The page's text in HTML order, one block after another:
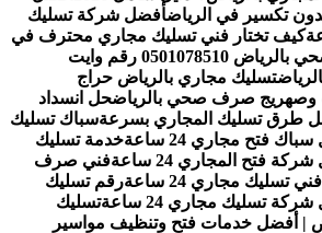
تكسير في الرياضأفضل شركة تسليك
كيف تختار فني تسليك مجاري محترف في
وايت صرف صحي بالرياض 0501078510 رقم وايت
تسليك مجاري بالرياض حراج
حل انسداد
طرق تسليك المجاري بسرعةسباك تسليك
فتح مجاري 24 ساعة
خدمة تسليك
فتح المجاري 24 ساعة
فني صرف
مجاري 24 ساعة
رقم تسليك
تسليك مجاري 24 ساعة
تسليك
| أفضل خدمات فتح وتنظيف مواسير